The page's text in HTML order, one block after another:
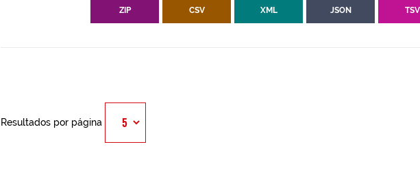
ZIP CSV XML JSON TSV
Resultados por página